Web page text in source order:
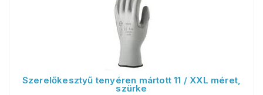
Szerelőkesztyű tenyéren mártott 11 / XXL méret,
szürke